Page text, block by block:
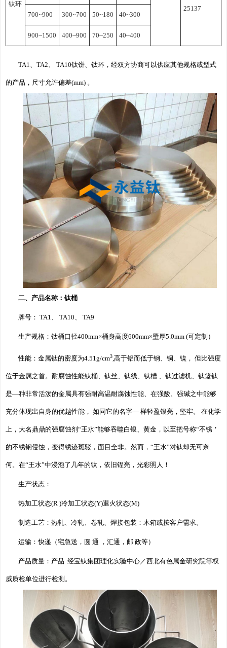
25137
钛环
700~900 300~700 50~180 40~300
900~1500 400~900 70~250 40~400
TA1、TA2、 TA10钛饼、钛环，经双方协商可以供应其他规格或型式
的产品，尺寸允许偏差(mm) 。
二、产品名称：钛桶
牌号： TA1、 TA10、 TA9
生产规格：钛桶口径400mm×桶身高度600mm×壁厚5.0mm (可定制）
性能：金属钛的密度为4.51g/cm3,高于铝而低于钢、铜、镍， 但比强度
位于金属之首。耐腐蚀性能钛桶、钛丝、钛线、钛槽 、钛过滤机、钛篮钛
是—种非常活泼的金属具有强耐高温耐腐蚀性能、在强酸、强碱之中能够
充分体现出自身的优越性能， 如同它的名字— 样轻盈银亮，坚牢。 在化学
上，大名鼎鼎的强腐蚀剂“王水”能够吞噬白银、黄金，以至把号称“不锈＇
的不锈钢侵蚀，变得锈迹斑驳，面目全非。然而，“王水”对钛却无可奈
何。在“王水”中浸泡了几年的钛，依旧锃亮，光彩照人！
生产状态：
热加工状态(R )冷加工状态(Y)退火状态(M)
制造工艺：热轧、冷轧、卷轧、焊接包装：木箱或按客户需求。
运输：快递（宅急送，圆 通 ，汇通，邮 政等）
产品质量：产品 经宝钛集团理化实验中心／西北有色属金研究院等权
威质检单位进行检测。